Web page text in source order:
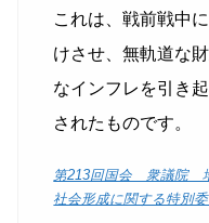
これは、戦前戦中
けさせ、無軌道な
なインフレを引き
されたものです。
第213回国会 衆議院
社会形成に関する特別